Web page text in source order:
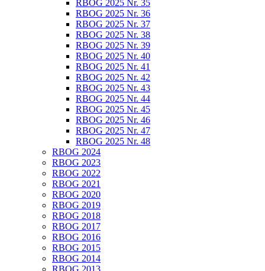
RBOG 2025 Nr. 35
RBOG 2025 Nr. 36
RBOG 2025 Nr. 37
RBOG 2025 Nr. 38
RBOG 2025 Nr. 39
RBOG 2025 Nr. 40
RBOG 2025 Nr. 41
RBOG 2025 Nr. 42
RBOG 2025 Nr. 43
RBOG 2025 Nr. 44
RBOG 2025 Nr. 45
RBOG 2025 Nr. 46
RBOG 2025 Nr. 47
RBOG 2025 Nr. 48
RBOG 2024
RBOG 2023
RBOG 2022
RBOG 2021
RBOG 2020
RBOG 2019
RBOG 2018
RBOG 2017
RBOG 2016
RBOG 2015
RBOG 2014
RBOG 2013